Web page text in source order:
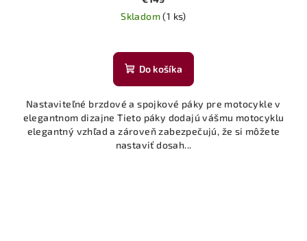
Skladom(1 ks)
Do košíka
Nastaviteľné brzdové a spojkové páky pre motocykle v
elegantnom dizajne Tieto páky dodajú vášmu motocyklu
elegantný vzhľad a zároveň zabezpečujú, že si môžete
nastaviť dosah...